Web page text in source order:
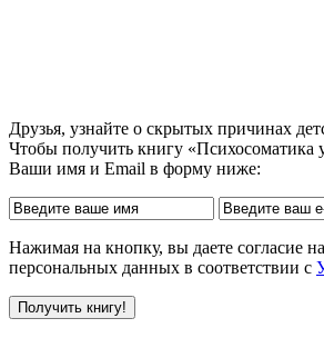
Друзья, узнайте о скрытых причинах
Чтобы получить книгу «Психосоматика
Ваши имя и Email в форму ниже:
Нажимая на кнопку, вы даете согласие
персональных данных в соответствии с